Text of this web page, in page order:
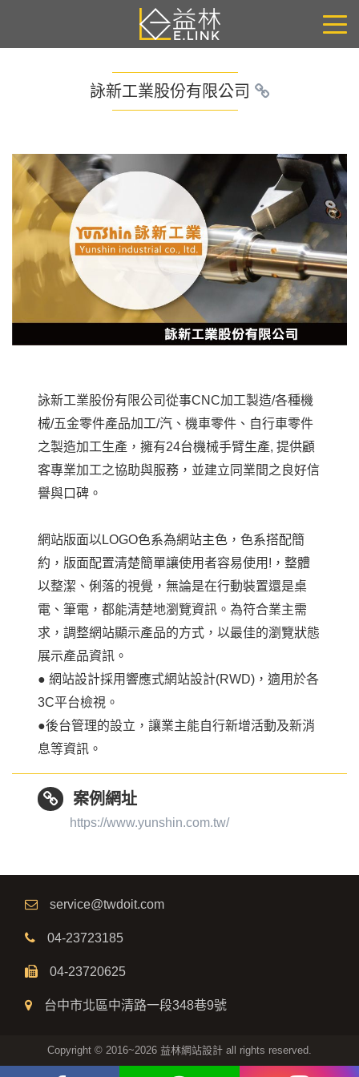
詠新工業股份有限公司
詠新工業股份有限公司從事CNC加工製造/各種機
械/五金零件產品加工/汽、機車零件、自行車零件
之製造加工生產，擁有24台機械手臂生產, 提供顧
客專業加工之協助與服務，並建立同業間之良好信
譽與口碑。
網站版面以LOGO色系為網站主色，色系搭配簡
約，版面配置清楚簡單讓使用者容易使用!，整體
以整潔、俐落的視覺，無論是在行動裝置還是桌
電、筆電，都能清楚地瀏覽資訊。為符合業主需
求，調整網站顯示產品的方式，以最佳的瀏覽狀態
展示產品資訊。
● 網站設計採用響應式網站設計(RWD)，適用於各
3C平台檢視。
●後台管理的設立，讓業主能自行新增活動及新消
息等資訊。
案例網址
https://www.yunshin.com.tw/
service@twdoit.com
04-23723185
04-23720625
台中市北區中清路一段348巷9號
Copyright © 2016~2026 益林網站設計 all rights reserved.